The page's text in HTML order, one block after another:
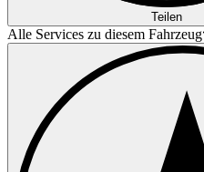
Teilen
Alle Services zu diesem Fahrzeug